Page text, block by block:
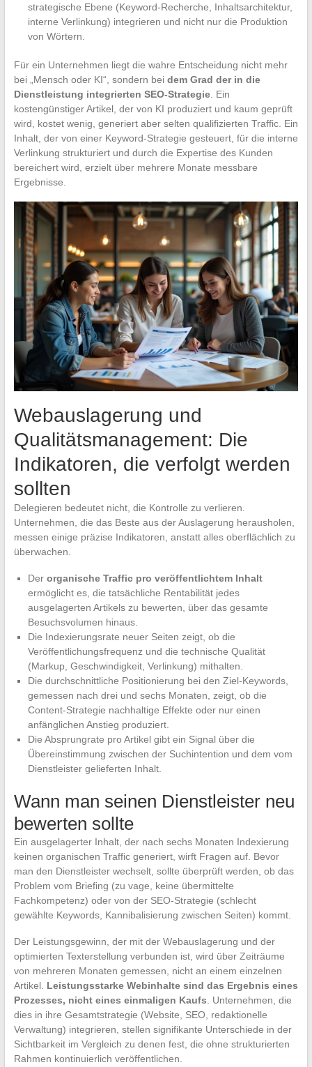
strategische Ebene (Keyword-Recherche, Inhaltsarchitektur,
interne Verlinkung) integrieren und nicht nur die Produktion
von Wörtern.
Für ein Unternehmen liegt die wahre Entscheidung nicht mehr
bei „Mensch oder KI“, sondern bei dem Grad der in die
Dienstleistung integrierten SEO-Strategie. Ein
kostengünstiger Artikel, der von KI produziert und kaum geprüft
wird, kostet wenig, generiert aber selten qualifizierten Traffic. Ein
Inhalt, der von einer Keyword-Strategie gesteuert, für die interne
Verlinkung strukturiert und durch die Expertise des Kunden
bereichert wird, erzielt über mehrere Monate messbare
Ergebnisse.
Webauslagerung und
Qualitätsmanagement: Die
Indikatoren, die verfolgt werden
sollten
Delegieren bedeutet nicht, die Kontrolle zu verlieren.
Unternehmen, die das Beste aus der Auslagerung herausholen,
messen einige präzise Indikatoren, anstatt alles oberflächlich zu
überwachen.
Der organische Traffic pro veröffentlichtem Inhalt
ermöglicht es, die tatsächliche Rentabilität jedes
ausgelagerten Artikels zu bewerten, über das gesamte
Besuchsvolumen hinaus.
Die Indexierungsrate neuer Seiten zeigt, ob die
Veröffentlichungsfrequenz und die technische Qualität
(Markup, Geschwindigkeit, Verlinkung) mithalten.
Die durchschnittliche Positionierung bei den Ziel-Keywords,
gemessen nach drei und sechs Monaten, zeigt, ob die
Content-Strategie nachhaltige Effekte oder nur einen
anfänglichen Anstieg produziert.
Die Absprungrate pro Artikel gibt ein Signal über die
Übereinstimmung zwischen der Suchintention und dem vom
Dienstleister gelieferten Inhalt.
Wann man seinen Dienstleister neu
bewerten sollte
Ein ausgelagerter Inhalt, der nach sechs Monaten Indexierung
keinen organischen Traffic generiert, wirft Fragen auf. Bevor
man den Dienstleister wechselt, sollte überprüft werden, ob das
Problem vom Briefing (zu vage, keine übermittelte
Fachkompetenz) oder von der SEO-Strategie (schlecht
gewählte Keywords, Kannibalisierung zwischen Seiten) kommt.
Der Leistungsgewinn, der mit der Webauslagerung und der
optimierten Texterstellung verbunden ist, wird über Zeiträume
von mehreren Monaten gemessen, nicht an einem einzelnen
Artikel. Leistungsstarke Webinhalte sind das Ergebnis eines
Prozesses, nicht eines einmaligen Kaufs. Unternehmen, die
dies in ihre Gesamtstrategie (Website, SEO, redaktionelle
Verwaltung) integrieren, stellen signifikante Unterschiede in der
Sichtbarkeit im Vergleich zu denen fest, die ohne strukturierten
Rahmen kontinuierlich veröffentlichen.